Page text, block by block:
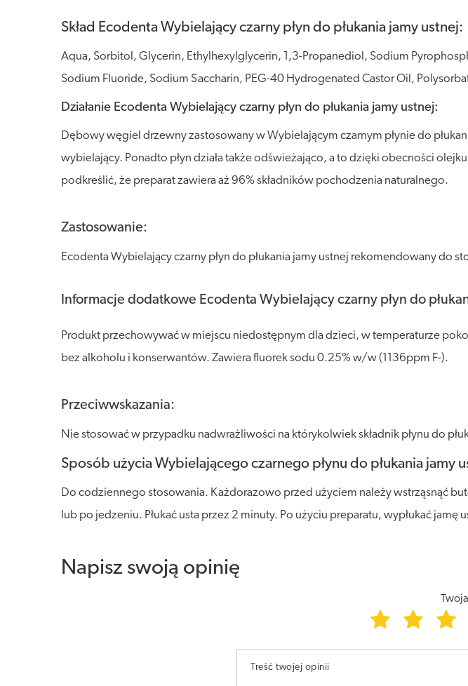
Skład Ecodenta Wybielający czarny płyn do płukania jamy ustnej:
Aqua, Sorbitol, Glycerin, Ethylhexylglycerin, 1,3-Propanediol, Sodium
Sodium Fluoride, Sodium Saccharin, PEG-40 Hydrogenated Castor Oil,
Działanie Ecodenta Wybielający czarny płyn do płukania jamy ustnej:
Dębowy węgiel drzewny zastosowany w Wybielającym czarnym płynie do
wybielający. Ponadto płyn działa także odświeżająco, a to dzięki obecności
podkreślić, że preparat zawiera aż 96% składników pochodzenia naturalnego.
Zastosowanie:
Ecodenta Wybielający czarny płyn do płukania jamy ustnej rekomendowany do
Informacje dodatkowe Ecodenta Wybielający czarny płyn do
Produkt przechowywać w miejscu niedostępnym dla dzieci, w temperaturze
bez alkoholu i konserwantów. Zawiera fluorek sodu 0.25% w/w (1136ppm F-).
Przeciwwskazania:
Nie stosować w przypadku nadwrażliwości na którykolwiek składnik płynu do
Sposób użycia Wybielającego czarnego płynu do płukania jamy
Do codziennego stosowania. Każdorazowo przed użyciem należy wstrząsnąć
lub po jedzeniu. Płukać usta przez 2 minuty. Po użyciu preparatu, wypłukać jamę
Napisz swoją opinię
Treść twojej opinii